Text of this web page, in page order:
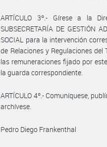
ARTÍCULO 3º.- Gírese a la
SUBSECRETARÍA DE GESTIÓN
SOCIAL para la intervención
de Relaciones y Regulaciones
las remuneraciones fijado por
la guarda correspondiente.
ARTÍCULO 4º.- Comuníquese,
archívese.
Pedro Diego Frankenthal